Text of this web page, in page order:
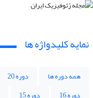
نمایه کلیدواژه ها
همه دوره ها دوره 20